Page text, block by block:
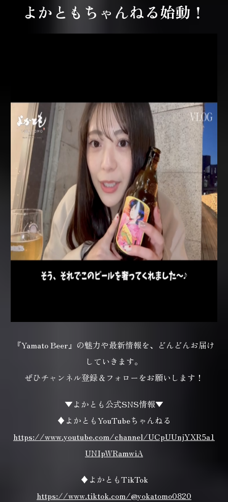
よかともちゃんねる始動！
『Yamato Beer』の魅力や最新情報を、どんどんお届け
していきます。
ぜひチャンネル登録＆フォローをお願いします！
▼よかとも公式SNS情報▼
♦よかともYouTubeちゃんねる
https://www.youtube.com/channel/UCpUUnjYXR5a1
UNIpWRamwiA
♦よかともTikTok
https://www.tiktok.com/@yokatomo0820